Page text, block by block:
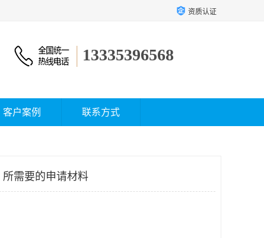
资质认证
13335396568
客户案例 联系方式
需要的申请材料